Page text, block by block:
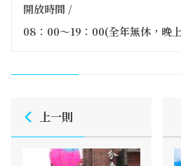
開放時間 /
08：00～19：00(全年無休，晚
上一則